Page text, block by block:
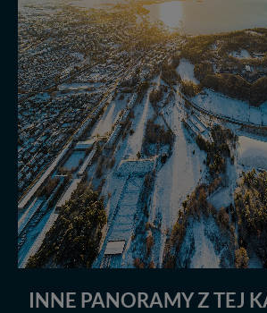
INNE PANORAMY Z TEJ